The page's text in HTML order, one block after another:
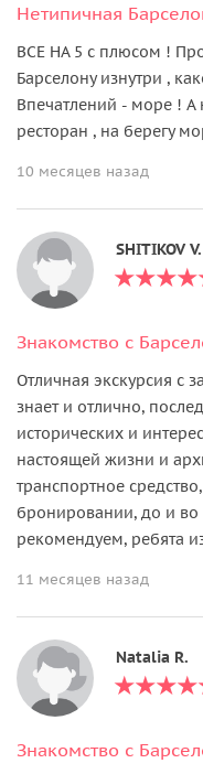
Нетипичная
ВСЕ НА 5 с плюсом !
Барселону изнутри ,
Впечатлений - море !
ресторан , на берегу
10 месяцев назад
SHITIKOV V.
Знакомство с
Отличная экскурсия с
знает и отлично,
исторических и
настоящей жизни и
транспортное
бронировании, до и во
рекомендуем, ребята
11 месяцев назад
Natalia R.
Знакомство с